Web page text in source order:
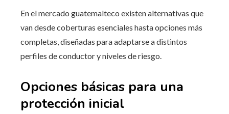
En el mercado guatemalteco existen alternativas que
van desde coberturas esenciales hasta opciones más
completas, diseñadas para adaptarse a distintos
perfiles de conductor y niveles de riesgo.
Opciones básicas para una
protección inicial